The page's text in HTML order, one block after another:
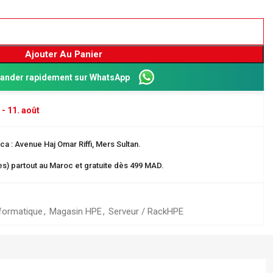
Ajouter Au Panier
rapidement sur WhatsApp
- 11. août
: Avenue Haj Omar Riffi, Mers Sultan.
partout au Maroc et gratuite dès 499 MAD.
, Magasin HPE, Serveur / RackHPE